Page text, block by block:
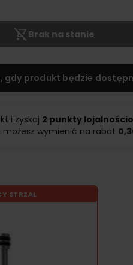
shopping_cart_off Brak na stanie
gdy produkt będzie
i zyskaj 2 punkty
możesz wymienić na rabat
STRZAŁ